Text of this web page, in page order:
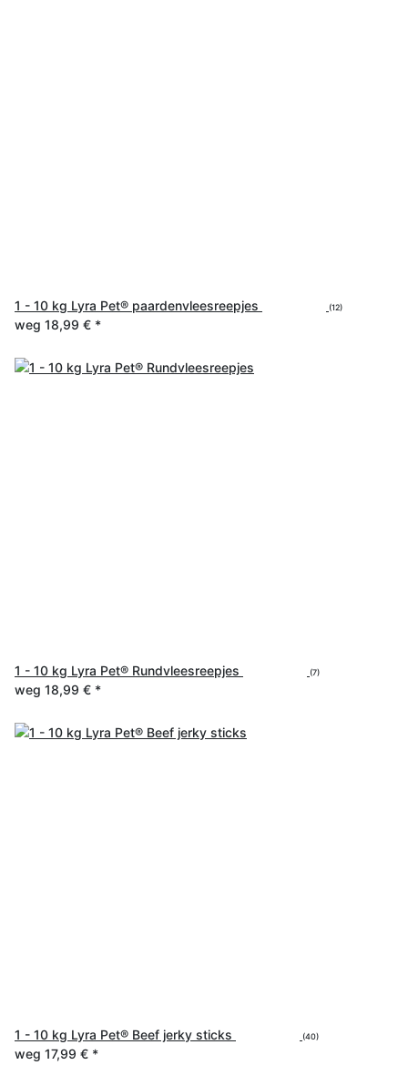
1 - 10 kg Lyra Pet® paardenvleesreepjes (12)
weg 18,99 € *
1 - 10 kg Lyra Pet® Rundvleesreepjes (7)
weg 18,99 € *
1 - 10 kg Lyra Pet® Beef jerky sticks (40)
weg 17,99 € *